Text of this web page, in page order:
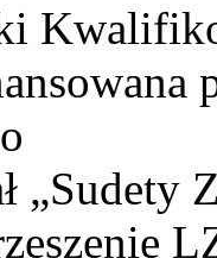
„Sudety